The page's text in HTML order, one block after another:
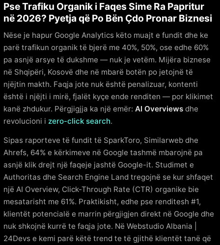
Pse Trafiku Organik i Faqes Sime Ra Papritur
në 2026? Pyetja që Po Bën Çdo Pronar Biznesi
Nëse je hapur Google Analytics këto muajt e fundit dhe ke
parë trafikun organik të bjerë me 40%, 50%, ose edhe 60%
pa asnjë arsye të dukshme — nuk je vetëm. Mijëra biznese
në Shqipëri, Kosovë dhe në mbarë botën po jetojnë të
njëjtin makth. Faqja jote nuk është penalizuar, kontenti
është i njëjti i mirë, fjalët kyçe ende renditen — por klikimet
kanë zhdukur. Përgjigjja ka një emër: AI Overviews dhe
revolucioni i zero-click search.
Sipas raporteve të fundit të SparkToro, Similarweb dhe
Ahrefs, 64% e kërkimeve në Google tashmë mbarojnë pa
asnjë klik drejt një faqeje jashtë Google-it. Studimet e
Authoritas dhe Search Engine Land tregojnë se kur shfaqet
një AI Overview, Click-Through Rate (CTR) organike bie
mesatarisht me 61%. Praktikisht, edhe pse renditesh #1,
klientët potencialë e marrin përgjigjen direkt në Google dhe
nuk shkojnë kurrë te faqja jote. Në Webstudio Albania |
24Devs e kemi parë këtë trend te të gjithë klientët tanë që